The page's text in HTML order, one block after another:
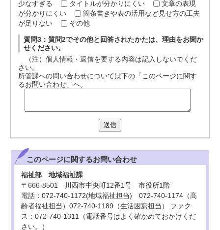
少なすぎる
タイトルが分かりにくい
文章の表現
が分かりにくい
箇条書きや表の活用など見せ方の工夫
が足りない
その他
質問3：質問2でその他と回答されたかたは、理由をお聞か
せください。
（注）個人情報・返信を要する内容は記入しないでくだ
さい。
所管課への問い合わせについては下の「このページに関す
るお問い合わせ」へ。
送信
このページに関するお問い合わせ
福祉部 地域福祉課
〒666-8501 川西市中央町12番1号 市役所1階
電話：072-740-1172(地域福祉担当) 072-740-1174（高
齢者福祉担当）072-740-1189（生活困窮担当） ファク
ス：072-740-1311（電話番号はよく確かめておかけくだ
さい。）